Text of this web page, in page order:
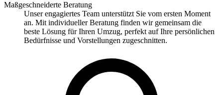
Maßgeschneiderte Beratung
Unser engagiertes Team unterstützt Sie vom ersten Moment
an. Mit individueller Beratung finden wir gemeinsam die
beste Lösung für Ihren Umzug, perfekt auf Ihre persönlichen
Bedürfnisse und Vorstellungen zugeschnitten.